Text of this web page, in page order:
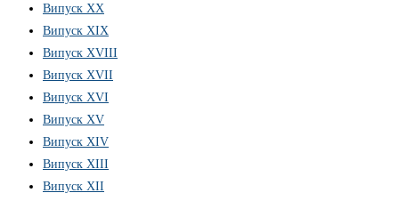
Випуск XX
Випуск XIX
Випуск XVIII
Випуск XVII
Випуск XVI
Випуск XV
Випуск XIV
Випуск XIII
Випуск XII